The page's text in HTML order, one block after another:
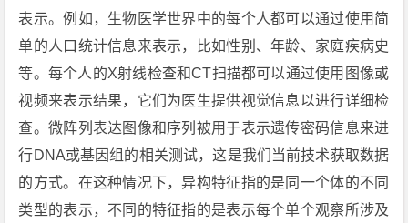
表示。例如，生物医学世界中的每个人都可以通过使用简
单的人口统计信息来表示，比如性别、年龄、家庭疾病史
等。每个人的X射线检查和CT扫描都可以通过使用图像或
视频来表示结果，它们为医生提供视觉信息以进行详细检
查。微阵列表达图像和序列被用于表示遗传密码信息来进
行DNA或基因组的相关测试，这是我们当前技术获取数据
的方式。在这种情况下，异构特征指的是同一个体的不同
类型的表示，不同的特征指的是表示每个单个观察所涉及